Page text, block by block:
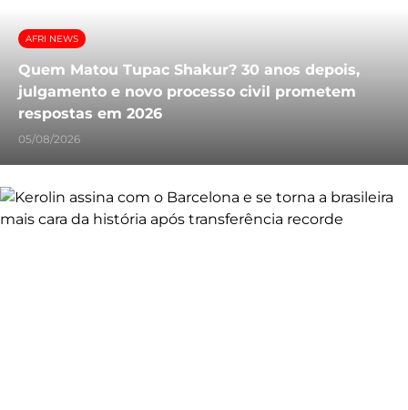
AFRI NEWS
Quem Matou Tupac Shakur? 30 anos depois,
julgamento e novo processo civil prometem
respostas em 2026
05/08/2026